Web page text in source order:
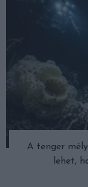
A tenger
lehet,